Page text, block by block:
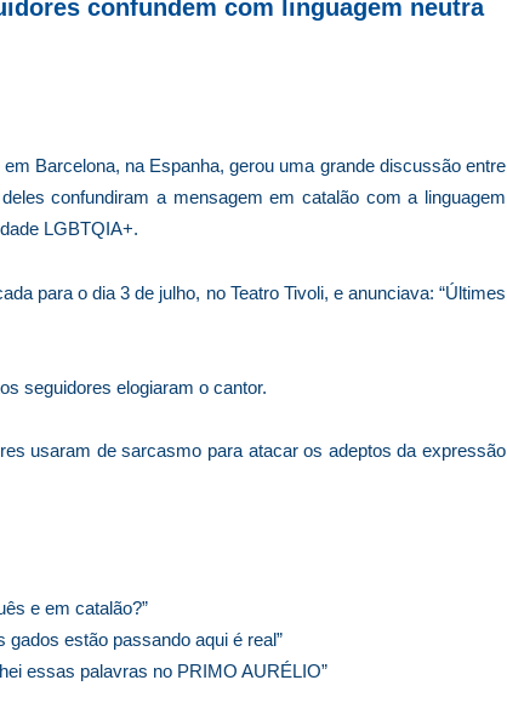
confundem com linguagem neutra
Barcelona, na Espanha, gerou uma grande discussão entre
confundiram a mensagem em catalão com a linguagem
LGBTQIA+.
para o dia 3 de julho, no Teatro Tivoli, e anunciava: “Últimes
seguidores elogiaram o cantor.
usaram de sarcasmo para atacar os adeptos da expressão
e em catalão?”
estão passando aqui é real”
essas palavras no PRIMO AURÉLIO”